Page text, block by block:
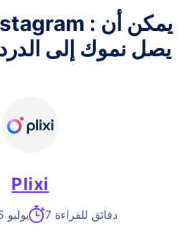
يصل نموك إلى
Plixi
16 يوليو 2025 7 دقائق للقراءة